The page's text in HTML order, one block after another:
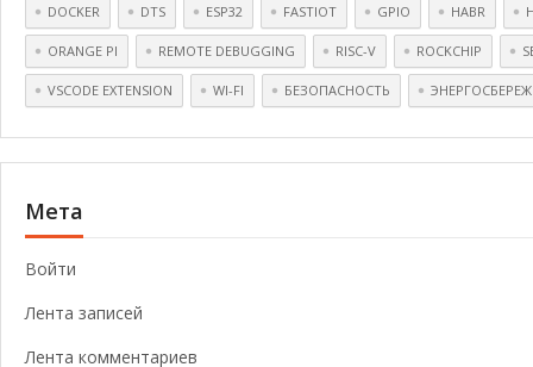
DOCKER DTS ESP32 FASTIOT GPIO HABR
ORANGE PI REMOTE DEBUGGING RISC-V ROCKCHIP
VSCODE EXTENSION WI-FI БЕЗОПАСНОСТЬ
Мета
Войти
Лента записей
Лента комментариев